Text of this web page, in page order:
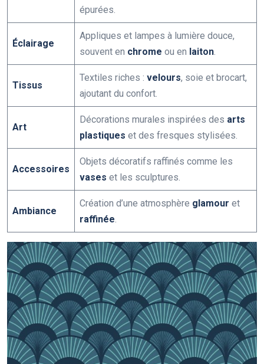
épurées.
Éclairage
Appliques et lampes à lumière douce,
souvent en chrome ou en laiton.
Tissus
Textiles riches : velours, soie et brocart,
ajoutant du confort.
Art
Décorations murales inspirées des arts
plastiques et des fresques stylisées.
Accessoires
Objets décoratifs raffinés comme les
vases et les sculptures.
Ambiance
Création d’une atmosphère glamour et
raffinée.